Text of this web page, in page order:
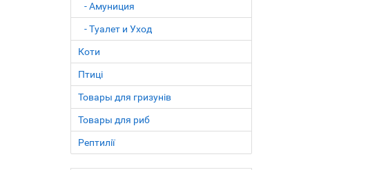
- Амуниция
- Туалет и Уход
Коти
Птиці
Товары для гризунів
Товары для риб
Рептилії